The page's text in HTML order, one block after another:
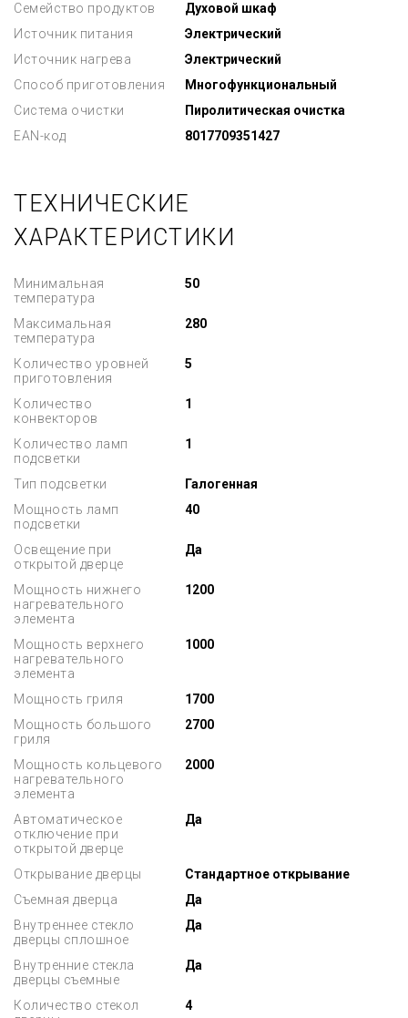
Семейство продуктов
Духовой шкаф
Источник питания
Электрический
Источник нагрева
Электрический
Способ приготовления
Многофункциональный
Система очистки
Пиролитическая очистка
EAN-код
8017709351427
ТЕХНИЧЕСКИЕ
ХАРАКТЕРИСТИКИ
Минимальная
температура
50
Максимальная
температура
280
Количество уровней
приготовления
5
Количество
конвекторов
1
Количество ламп
подсветки
1
Тип подсветки
Галогенная
Мощность ламп
подсветки
40
Освещение при
открытой дверце
Да
Мощность нижнего
нагревательного
элемента
1200
Мощность верхнего
нагревательного
элемента
1000
Мощность гриля
1700
Мощность большого
гриля
2700
Мощность кольцевого
нагревательного
элемента
2000
Автоматическое
отключение при
открытой дверце
Да
Открывание дверцы
Стандартное открывание
Съемная дверца
Да
Внутреннее стекло
дверцы сплошное
Да
Внутренние стекла
дверцы съемные
Да
Количество стекол
4